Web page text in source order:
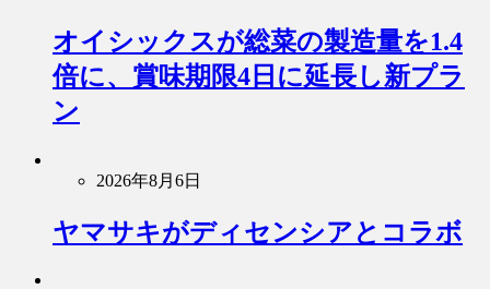
オイシックスが総菜の製造量を1.4
倍に、賞味期限4日に延長し新プラ
ン
2026年8月6日
ヤマサキがディセンシアとコラボ